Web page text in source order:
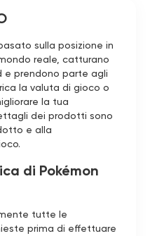
sulla posizione in
reale, catturano
e prendono parte agli
la valuta di gioco o
la tua
dei prodotti sono
e alla
di Pokémon
tutte le
prima di effettuare